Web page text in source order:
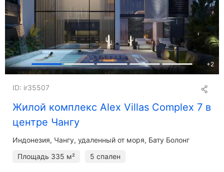
В США
+2
Жилой комплекс Alex Villas Complex 7 в
центре Чангу
ID: ir35507
Индонезия, Чангу, удаленный от моря, Бату Болонг
Площадь 335 м² 5 спален